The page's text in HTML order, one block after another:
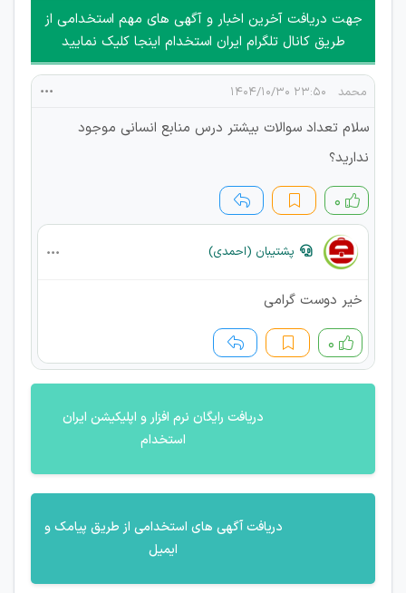
امکان هماهنگی برای هرگونه ملاقات حضوری چه به صورت دسته
جمعی و چه فردی توسط کاربران سایت وجود ندارد.
جهت دریافت آخرین اخبار و آگهی های مهم استخدامی از
طریق کانال تلگرام ایران استخدام اینجا کلیک نمایید
محمد ۲۳:۵۰ ۱۴۰۴/۱۰/۳۰
سلام تعداد سوالات بیشتر درس منابع انسانی موجود
ندارید؟
۰
پشتیبان (احمدی)
خیر دوست گرامی
۰
دریافت رایگان نرم افزار و اپلیکیشن ایران
استخدام
دریافت آگهی های استخدامی از طریق پیامک و
ایمیل